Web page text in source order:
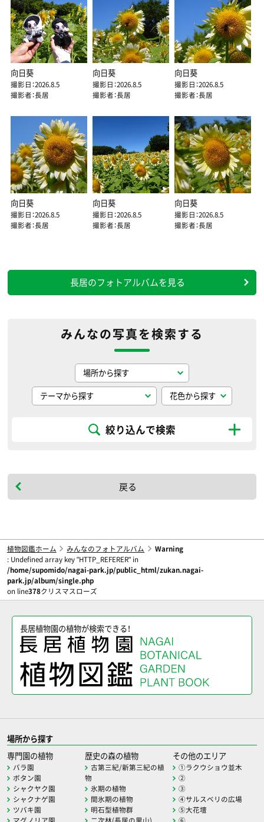
向日葵
撮影日：2026.8.5
撮影者：長居
向日葵
撮影日：2026.8.5
撮影者：長居
向日葵
撮影日：2026.8.5
撮影者：長居
向日葵
撮影日：2026.8.5
撮影者：長居
向日葵
撮影日：2026.8.5
撮影者：長居
向日葵
撮影日：2026.8.5
撮影者：長居
長居のフォトアルバムを見る
みんなの写真を検索する
絞り込んで検索
戻る
植物図鑑ホーム みんなのフォトアルバム
Warning
: Undefined array key "HTTP_REFERER" in
/home/supomido/nagai-park.jp/public_html/zukan.nagai-
park.jp/album/single.php
on line378クリスマスローズ
長居植物園の植物が検索できる！
場所から探す
専門園の植物
バラ園
ボタン園
シャクヤク園
シャクナゲ園
ツバキ園
歴史の森の植物
古第三紀/新第三紀の植
物
氷期の植物
間氷期の植物
明石型植物群
その他のエリア
①ラクウショウ並木
②
③
④サルスベリの広場
⑤大花壇